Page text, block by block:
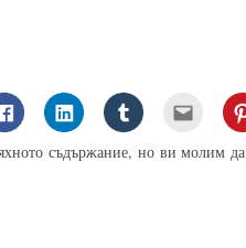
съдържание, но ви молим да